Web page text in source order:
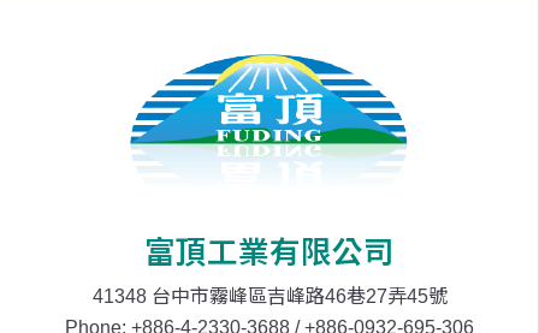
富頂工業有限公司
41348 台中市霧峰區吉峰路46巷27弄45號
Phone: +886-4-2330-3688 /+886-0932-695-306